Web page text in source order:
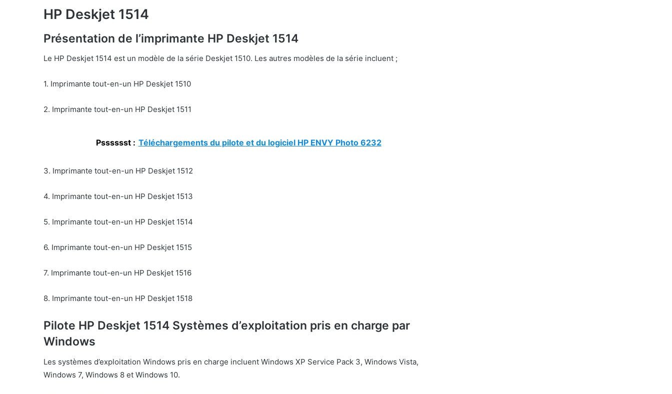
HP Deskjet 1514
Présentation de l’imprimante HP Deskjet 1514
Le HP Deskjet 1514 est un modèle de la série Deskjet 1510. Les autres modèles de la série incluent ;
1. Imprimante tout-en-un HP Deskjet 1510
2. Imprimante tout-en-un HP Deskjet 1511
Psssssst : Téléchargements du pilote et du logiciel HP ENVY Photo 6232
3. Imprimante tout-en-un HP Deskjet 1512
4. Imprimante tout-en-un HP Deskjet 1513
5. Imprimante tout-en-un HP Deskjet 1514
6. Imprimante tout-en-un HP Deskjet 1515
7. Imprimante tout-en-un HP Deskjet 1516
8. Imprimante tout-en-un HP Deskjet 1518
Pilote HP Deskjet 1514 Systèmes d’exploitation pris en charge par
Windows
Les systèmes d’exploitation Windows pris en charge incluent Windows XP Service Pack 3, Windows Vista,
Windows 7, Windows 8 et Windows 10.